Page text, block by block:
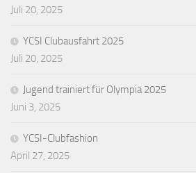
Juli 20, 2025
YCSI Clubausfahrt 2025
Juli 20, 2025
Jugend trainiert für Olympia 2025
Juni 3, 2025
YCSI-Clubfashion
April 27, 2025